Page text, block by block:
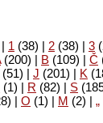
| 1 (38) | 2 (38) | 3
(200) | B (109) | Č
(51) | J (201) | K
(1) | R (82) | S
| Ο (1) | М (2) | „